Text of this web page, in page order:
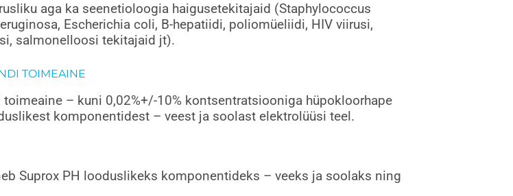
aga ka seenetioloogia haigusetekitajaid (Staphylococcus
Escherichia coli, B-hepatiidi, poliomüeliidi, HIV viirusi,
salmonelloosi tekitajaid jt).
TOIMEAINE
– kuni 0,02%+/-10% kontsentratsiooniga hüpokloorhape
komponentidest – veest ja soolast elektrolüüsi teel.
Suprox РН looduslikeks komponentideks – veeks ja soolaks ning